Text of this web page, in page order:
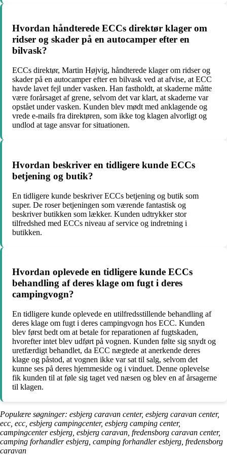
Hvordan håndterede ECCs direktør klager om
ridser og skader på en autocamper efter en
bilvask?
ECCs direktør, Martin Højvig, håndterede klager om ridser og
skader på en autocamper efter en bilvask ved at afvise, at ECC
havde lavet fejl under vasken. Han fastholdt, at skaderne måtte
være forårsaget af grene, selvom det var klart, at skaderne var
opstået under vasken. Kunden blev mødt med anklagende og
vrede e-mails fra direktøren, som ikke tog klagen alvorligt og
undlod at tage ansvar for situationen.
Hvordan beskriver en tidligere kunde ECCs
betjening og butik?
En tidligere kunde beskriver ECCs betjening og butik som
super. De roser betjeningen som værende fantastisk og
beskriver butikken som lækker. Kunden udtrykker stor
tilfredshed med ECCs niveau af service og indretning i
butikken.
Hvordan oplevede en tidligere kunde ECCs
behandling af deres klage om fugt i deres
campingvogn?
En tidligere kunde oplevede en utilfredsstillende behandling af
deres klage om fugt i deres campingvogn hos ECC. Kunden
blev først bedt om at betale for reparationen af fugtskaden,
hvorefter intet blev udført på vognen. Kunden følte sig snydt og
uretfærdigt behandlet, da ECC nægtede at anerkende deres
klage og påstod, at vognen ikke var sat til salg, selvom det
kunne ses på deres hjemmeside og i vinduet. Denne oplevelse
fik kunden til at føle sig taget ved næsen og blev en af årsagerne
til klagen.
Populære søgninger: esbjerg caravan center, esbjerg caravan center,
ecc, ecc, esbjerg campingcenter, esbjerg camping center,
campingcenter esbjerg, esbjerg caravan, fredensborg caravan center,
camping forhandler esbjerg, camping forhandler esbjerg, fredensborg
caravan